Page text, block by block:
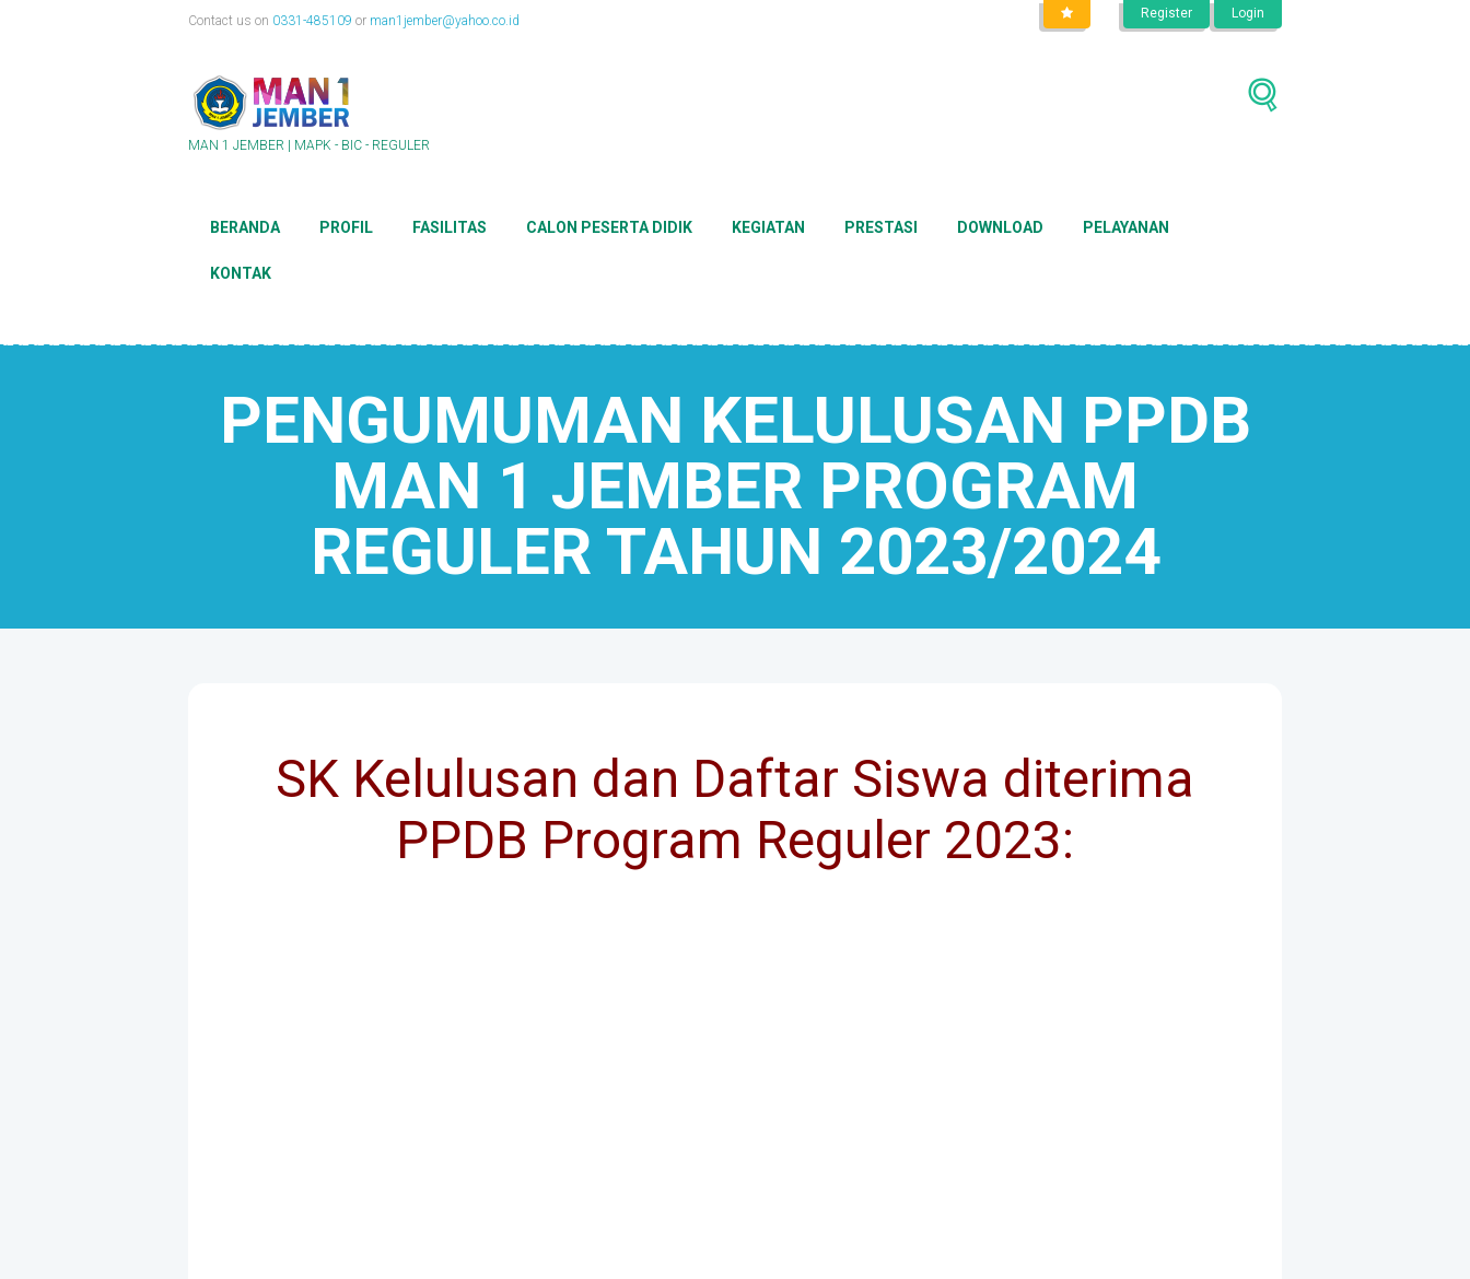
Register Login
Contact us on 0331-485109 or man1jember@yahoo.co.id
MAN 1 JEMBER | MAPK - BIC - REGULER
BERANDA PROFIL FASILITAS CALON PESERTA DIDIK KEGIATAN PRESTASI DOWNLOAD PELAYANAN
KONTAK
PENGUMUMAN KELULUSAN PPDB
MAN 1 JEMBER PROGRAM
REGULER TAHUN 2023/2024
SK Kelulusan dan Daftar Siswa diterima
PPDB Program Reguler 2023: